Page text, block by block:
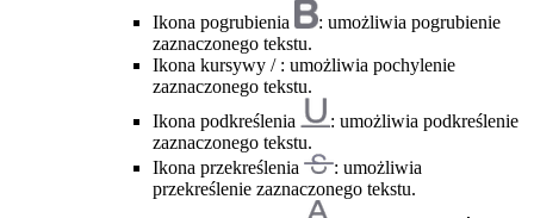
Ikona pogrubienia
: umożliwia pogrubienie
zaznaczonego tekstu.
Ikona kursywy / : umożliwia pochylenie
zaznaczonego tekstu.
Ikona podkreślenia
: umożliwia podkreślenie
zaznaczonego tekstu.
Ikona przekreślenia
: umożliwia
przekreślenie zaznaczonego tekstu.